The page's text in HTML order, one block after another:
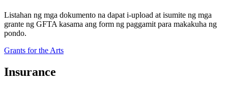
Listahan ng mga dokumento na dapat i-upload at isumite ng mga
grante ng GFTA kasama ang form ng paggamit para makakuha ng
pondo.
Grants for the Arts
Insurance